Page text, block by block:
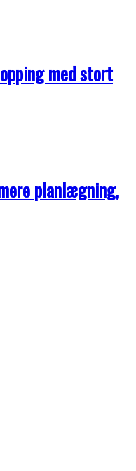
med stort
planlægning,